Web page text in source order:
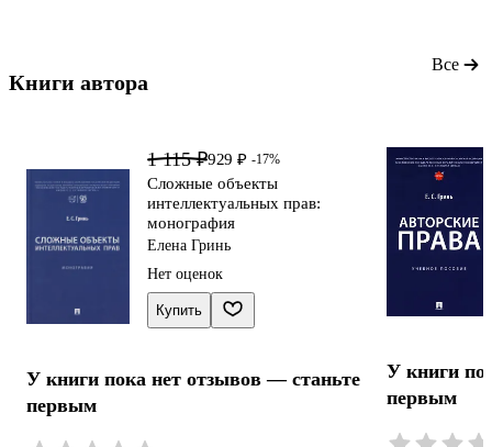
Книги автора
Все
1 115 ₽929 ₽ -17%
Сложные объекты
интеллектуальных прав:
монография
Елена Гринь
Нет оценок
Купить
У книги пока нет отзывов — станьте
первым
У книги
первым